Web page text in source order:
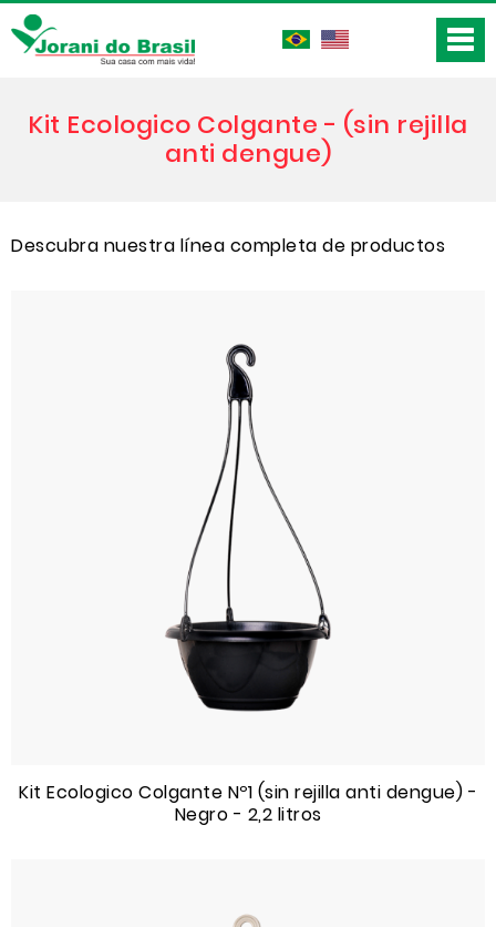
Kit Ecologico Colgante - (sin rejilla
anti dengue)
Descubra nuestra línea completa de productos
Kit Ecologico Colgante Nº1 (sin rejilla anti dengue) -
Negro - 2,2 litros